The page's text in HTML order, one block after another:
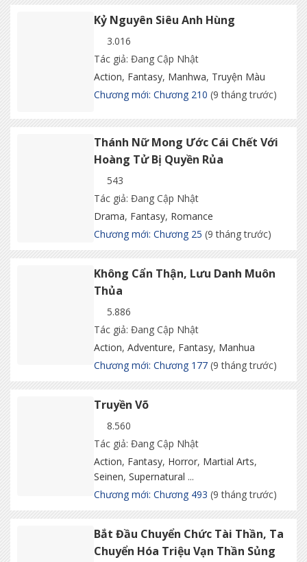
Kỷ Nguyên Siêu Anh Hùng
3.016
Tác giả: Đang Cập Nhật
Action, Fantasy, Manhwa, Truyện Màu
Chương mới: Chương 210 (9 tháng trước)
Thánh Nữ Mong Ước Cái Chết Với
Hoàng Tử Bị Quyền Rủa
543
Tác giả: Đang Cập Nhật
Drama, Fantasy, Romance
Chương mới: Chương 25 (9 tháng trước)
Không Cẩn Thận, Lưu Danh Muôn
Thủa
5.886
Tác giả: Đang Cập Nhật
Action, Adventure, Fantasy, Manhua
Chương mới: Chương 177 (9 tháng trước)
Truyền Võ
8.560
Tác giả: Đang Cập Nhật
Action, Fantasy, Horror, Martial Arts,
Seinen, Supernatural ...
Chương mới: Chương 493 (9 tháng trước)
Bắt Đầu Chuyển Chức Tài Thần, Ta
Chuyển Hóa Triệu Vạn Thần Sủng